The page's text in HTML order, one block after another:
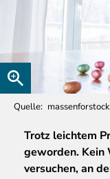
Quelle
Trotz leichtem
geworden. Kein
versuchen, an